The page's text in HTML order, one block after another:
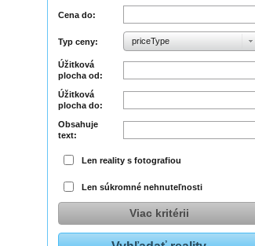
Cena do:
Typ ceny: priceType
Úžitková
plocha od:
Úžitková
plocha do:
Obsahuje
text:
Len reality s fotografiou
Len súkromné nehnuteľnosti
Viac kritérii